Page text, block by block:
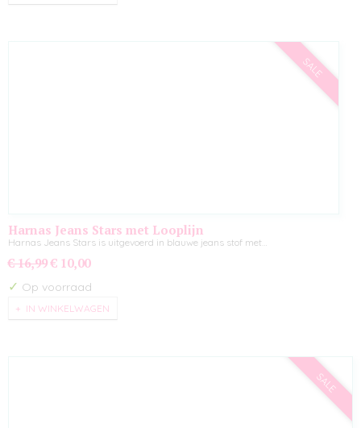
SALE
Harnas Jeans Stars met Looplijn
Harnas Jeans Stars is uitgevoerd in blauwe jeans stof met…
€ 16,99 € 10,00
✓ Op voorraad
IN WINKELWAGEN
SALE